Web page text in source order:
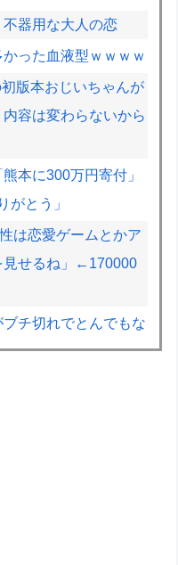
器用な大人の恋
かった血液型ｗｗｗｗ
版本おじいちゃんが
容は変わらないから
本に300万円寄付」
がとう」
は恋愛ゲームとかア
見せるね」←170000
ブチ切れでとんでもな